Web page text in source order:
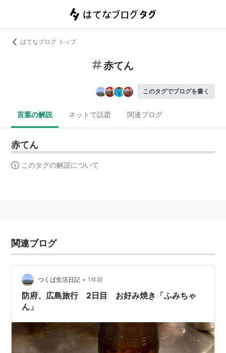
はてなブログ トップ
赤てん
このタグでブログを書く
言葉の解説 ネットで話題 関連ブログ
赤てん
このタグの解説について
関連ブログ
つくば生活日記 • 1年前
防府、広島旅行 2日目 お好み焼き「ふみちゃ
ん」